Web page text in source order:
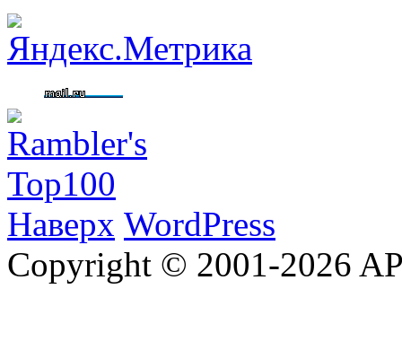
Наверх WordPress
Copyright © 2001-2026